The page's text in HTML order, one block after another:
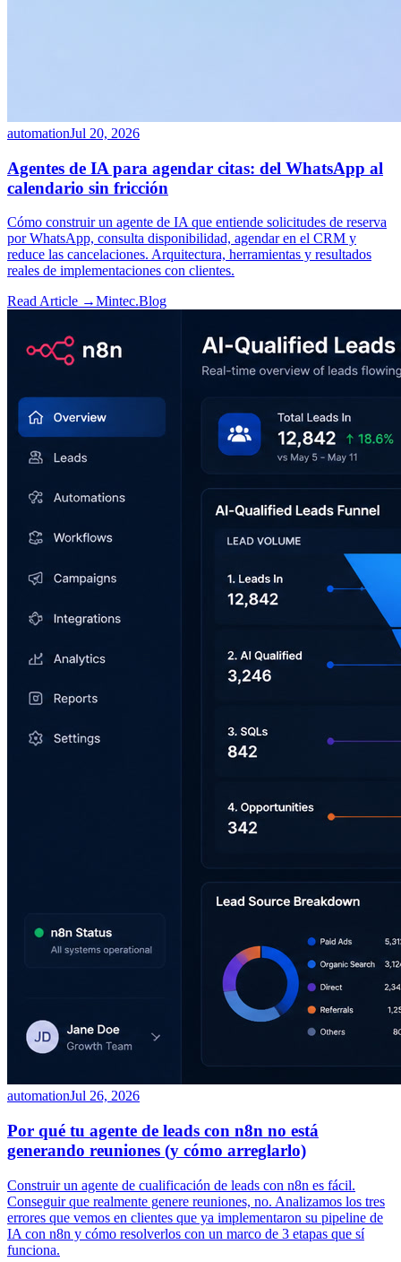
automationJul 20, 2026
Agentes de IA para agendar citas: del WhatsApp al
calendario sin fricción
Cómo construir un agente de IA que entiende solicitudes de reserva
por WhatsApp, consulta disponibilidad, agendar en el CRM y
reduce las cancelaciones. Arquitectura, herramientas y resultados
reales de implementaciones con clientes.
Read Article →Mintec.Blog
automationJul 26, 2026
Por qué tu agente de leads con n8n no está
generando reuniones (y cómo arreglarlo)
Construir un agente de cualificación de leads con n8n es fácil.
Conseguir que realmente genere reuniones, no. Analizamos los tres
errores que vemos en clientes que ya implementaron su pipeline de
IA con n8n y cómo resolverlos con un marco de 3 etapas que sí
funciona.